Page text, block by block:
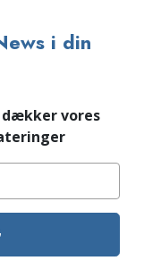
i din
vores